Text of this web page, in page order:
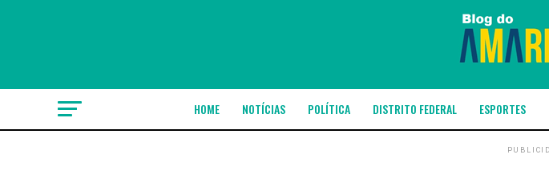
HOME NOTÍCIAS POLÍTICA DISTRITO FEDERAL ESPORTES